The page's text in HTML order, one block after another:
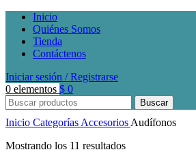
Inicio
Quiénes Somos
Tienda
Contáctenos
Iniciar sesión / Registrarse
0 elementos $ 0
Buscar
Inicio Categorías Accesorios Audífonos
Mostrando los 11 resultados